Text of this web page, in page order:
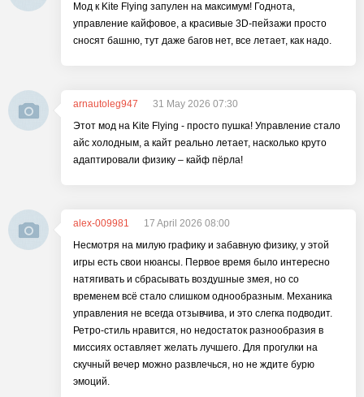
Мод к Kite Flying запулен на максимум! Годнота,
управление кайфовое, а красивые 3D-пейзажи просто
сносят башню, тут даже багов нет, все летает, как надо.
arnautoleg947
31 May 2026 07:30
Этот мод на Kite Flying - просто пушка! Управление стало
айс холодным, а кайт реально летает, насколько круто
адаптировали физику – кайф пёрла!
alex-009981
17 April 2026 08:00
Несмотря на милую графику и забавную физику, у этой
игры есть свои нюансы. Первое время было интересно
натягивать и сбрасывать воздушные змея, но со
временем всё стало слишком однообразным. Механика
управления не всегда отзывчива, и это слегка подводит.
Ретро-стиль нравится, но недостаток разнообразия в
миссиях оставляет желать лучшего. Для прогулки на
скучный вечер можно развлечься, но не ждите бурю
эмоций.